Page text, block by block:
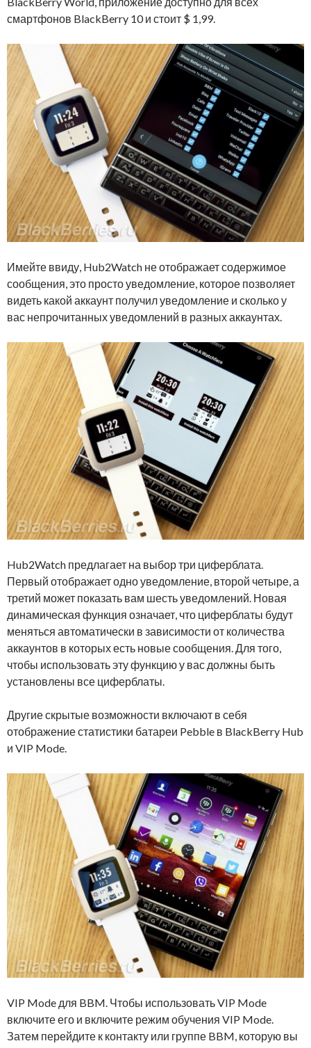
смартфонов BlackBerry 10 и стоит $ 1,99.
Имейте ввиду, Hub2Watch не отображает содержимое
сообщения, это просто уведомление, которое позволяет
видеть какой аккаунт получил уведомление и сколько у
вас непрочитанных уведомлений в разных аккаунтах.
Hub2Watch предлагает на выбор три циферблата.
Первый отображает одно уведомление, второй четыре, а
третий может показать вам шесть уведомлений. Новая
динамическая функция означает, что циферблаты будут
меняться автоматически в зависимости от количества
аккаунтов в которых есть новые сообщения. Для того,
чтобы использовать эту функцию у вас должны быть
установлены все циферблаты.
Другие скрытые возможности включают в себя
отображение статистики батареи Pebble в BlackBerry Hub
и VIP Mode.
VIP Mode для BBM. Чтобы использовать VIP Mode
включите его и включите режим обучения VIP Mode.
Затем перейдите к контакту или группе BBM, которую вы